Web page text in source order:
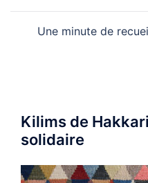
Une minute de
Kilims de
solidaire